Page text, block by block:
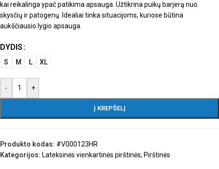
kai reikalinga ypač patikima apsauga. Užtikrina puikų barjerą nuo
skysčių ir patogenų. Idealiai tinka situacijoms, kuriose būtina
aukščiausio lygio apsauga.
DYDIS
S M L XL
- +
Į KREPŠELĮ
Produkto kodas: #V000123HR
Kategorijos: Lateksinės vienkartinės pirštinės, Pirštinės